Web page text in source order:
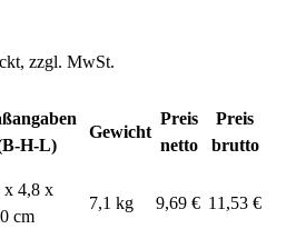
zzgl. MwSt.
H-L)
Gewicht
Preis
netto
Preis
brutto
x 4,8 x
cm
7,1 kg 9,69 € 11,53 €